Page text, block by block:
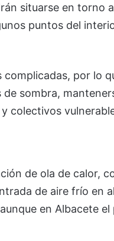
situarse en torno
puntos del
por lo
sombra,
colectivos
de ola de calor,
de aire frío en
en Albacete el